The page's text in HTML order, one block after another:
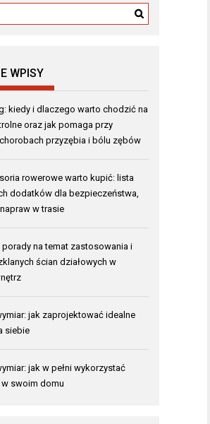
WPISY
kiedy i dlaczego warto chodzić na
oraz jak pomaga przy
przyzębia i bólu zębów
rowerowe warto kupić: lista
dodatków dla bezpieczeństwa,
w trasie
porady na temat zastosowania i
ścian działowych w
jak zaprojektować idealne
siebie
jak w pełni wykorzystać
swoim domu